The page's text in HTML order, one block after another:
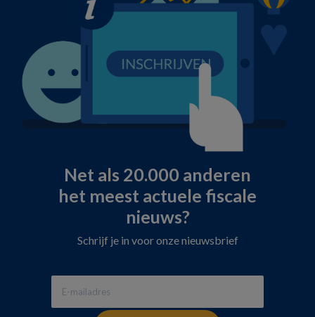
Net als 20.000 anderen
het meest actuele fiscale
nieuws?
Schrijf je in voor onze nieuwsbrief